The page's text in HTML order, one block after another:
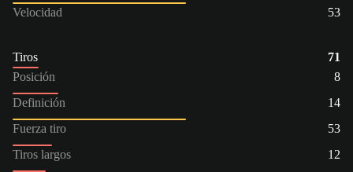
Velocidad
53
Tiros
71
Posición
8
Definición
14
Fuerza tiro
53
Tiros largos
12